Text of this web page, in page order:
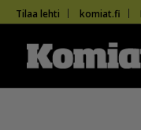
Tilaa lehti komiat.fi